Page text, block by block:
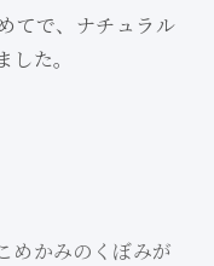
てで、ナチュラル
た。
めかみのくぼみが